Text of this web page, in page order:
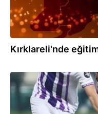
Kırklareli'nde
10.01.2022